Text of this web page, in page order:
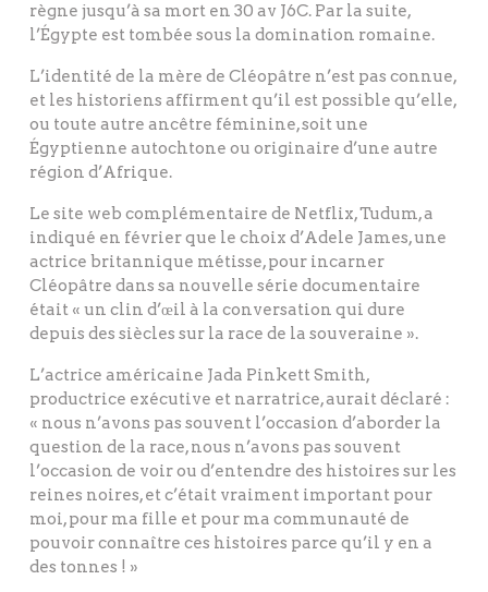
règne jusqu’à sa mort en 30 av J6C. Par la suite,
l’Égypte est tombée sous la domination romaine.
L’identité de la mère de Cléopâtre n’est pas connue,
et les historiens affirment qu’il est possible qu’elle,
ou toute autre ancêtre féminine, soit une
Égyptienne autochtone ou originaire d’une autre
région d’Afrique.
Le site web complémentaire de Netflix, Tudum, a
indiqué en février que le choix d’Adele James, une
actrice britannique métisse, pour incarner
Cléopâtre dans sa nouvelle série documentaire
était « un clin d’œil à la conversation qui dure
depuis des siècles sur la race de la souveraine ».
L’actrice américaine Jada Pinkett Smith,
productrice exécutive et narratrice, aurait déclaré :
« nous n’avons pas souvent l’occasion d’aborder la
question de la race, nous n’avons pas souvent
l’occasion de voir ou d’entendre des histoires sur les
reines noires, et c’était vraiment important pour
moi, pour ma fille et pour ma communauté de
pouvoir connaître ces histoires parce qu’il y en a
des tonnes ! »